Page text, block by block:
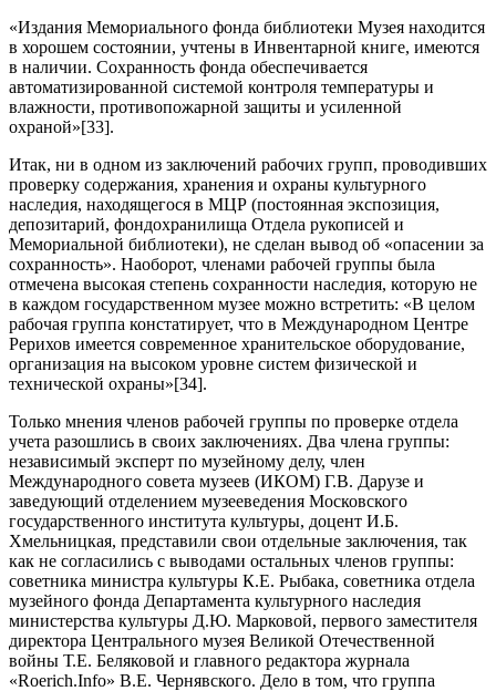
«Издания Мемориального фонда библиотеки Музея находится
в хорошем состоянии, учтены в Инвентарной книге, имеются
в наличии. Сохранность фонда обеспечивается
автоматизированной системой контроля температуры и
влажности, противопожарной защиты и усиленной
охраной»[33].
Итак, ни в одном из заключений рабочих групп, проводивших
проверку содержания, хранения и охраны культурного
наследия, находящегося в МЦР (постоянная экспозиция,
депозитарий, фондохранилища Отдела рукописей и
Мемориальной библиотеки), не сделан вывод об «опасении за
сохранность». Наоборот, членами рабочей группы была
отмечена высокая степень сохранности наследия, которую не
в каждом государственном музее можно встретить: «В целом
рабочая группа констатирует, что в Международном Центре
Рерихов имеется современное хранительское оборудование,
организация на высоком уровне систем физической и
технической охраны»[34].
Только мнения членов рабочей группы по проверке отдела
учета разошлись в своих заключениях. Два члена группы:
независимый эксперт по музейному делу, член
Международного совета музеев (ИКОМ) Г.В. Дарузе и
заведующий отделением музееведения Московского
государственного института культуры, доцент И.Б.
Хмельницкая, представили свои отдельные заключения, так
как не согласились с выводами остальных членов группы:
советника министра культуры К.Е. Рыбака, советника отдела
музейного фонда Департамента культурного наследия
министерства культуры Д.Ю. Марковой, первого заместителя
директора Центрального музея Великой Отечественной
войны Т.Е. Беляковой и главного редактора журнала
«Roerich.Info» В.Е. Чернявского. Дело в том, что группа